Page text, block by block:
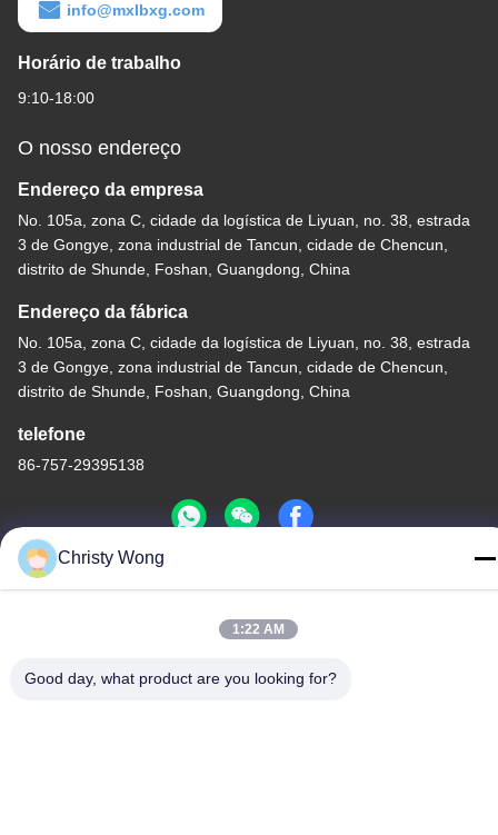
info@mxlbxg.com
Horário de trabalho
9:10-18:00
O nosso endereço
Endereço da empresa
No. 105a, zona C, cidade da logística de Liyuan, no. 38, estrada
3 de Gongye, zona industrial de Tancun, cidade de Chencun,
distrito de Shunde, Foshan, Guangdong, China
Endereço da fábrica
No. 105a, zona C, cidade da logística de Liyuan, no. 38, estrada
3 de Gongye, zona industrial de Tancun, cidade de Chencun,
distrito de Shunde, Foshan, Guangdong, China
telefone
86-757-29395138
Política de Privacidade|Mapa do Site
Fornecedor. Copyright © -2026 Foshan Mingxinlong Stainless
Christy Wong
1:22 AM
Good day, what product are you looking for?